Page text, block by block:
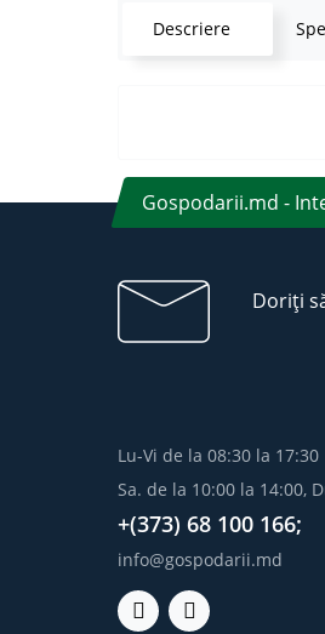
Descriere
Gospodarii.md -
Doriți
Lu-Vi de la 08:30 la 17:30
Sa. de la 10:00 la 14:00,
+(373) 68 100 166;
info@gospodarii.md